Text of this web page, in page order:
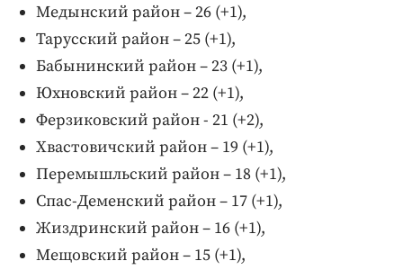
Медынский район – 26 (+1),
Тарусский район – 25 (+1),
Бабынинский район – 23 (+1),
Юхновский район – 22 (+1),
Ферзиковский район - 21 (+2),
Хвастовичский район – 19 (+1),
Перемышльский район – 18 (+1),
Спас-Деменский район – 17 (+1),
Жиздринский район – 16 (+1),
Мещовский район – 15 (+1),